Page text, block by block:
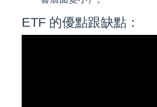
ETF 的優點跟缺點：